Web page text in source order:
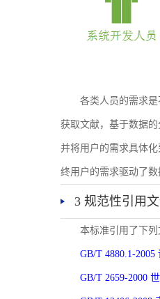
各类人员的需求
获取文献，基于数据
并将用户的需求具体
终用户的需求驱动了
3 规范性引用
本标准引用了下
GB/T 4880.1-
GB/T 2659-2000